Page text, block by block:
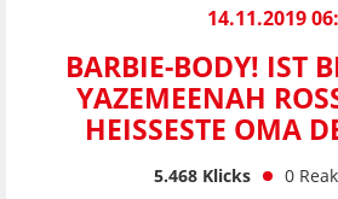
14.11.2019
BARBIE-BODY! IST
YAZEMEENAH
HEISSESTE OMA
5.468Klicks 0